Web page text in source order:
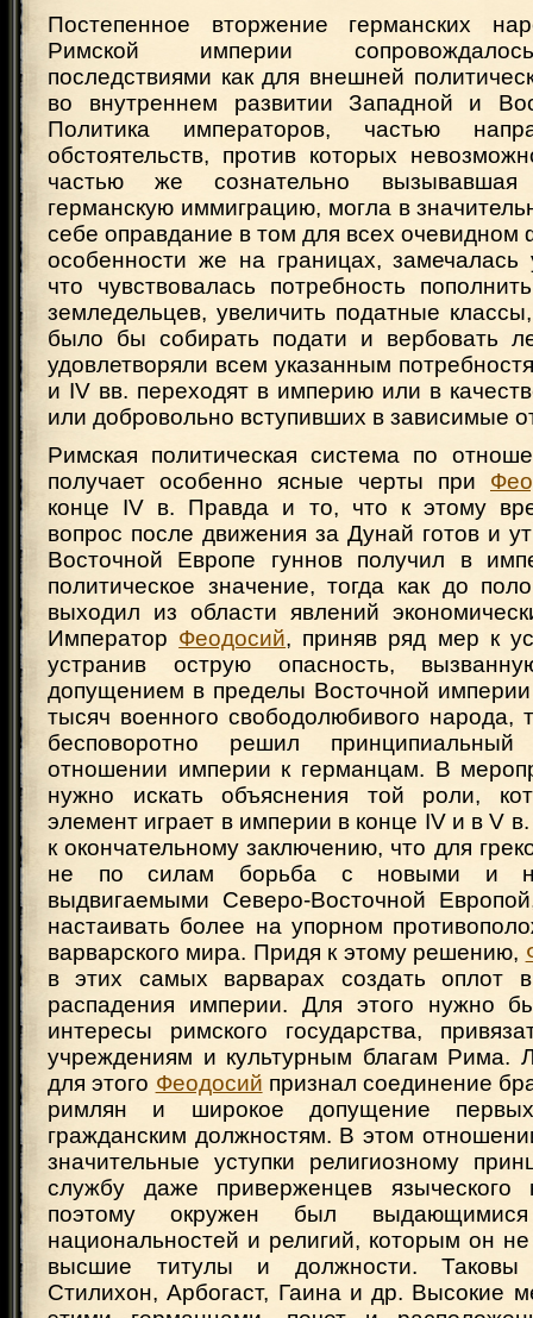
Постепенное вторжение германских
Римской империи
последствиями как для внешней
во внутреннем развитии Западной и
Политика императоров, частью
обстоятельств, против которых
частью же сознательно
германскую иммиграцию, могла в
себе оправдание в том для всех очевидном
особенности же на границах, замечалась
что чувствовалась потребность
земледельцев, увеличить податные
было бы собирать подати и вербовать
удовлетворяли всем указанным
и IV вв. переходят в империю или в
или добровольно вступивших в зависимые
Римская политическая система по
получает особенно ясные черты при
конце IV в. Правда и то, что к этому
вопрос после движения за Дунай готов и
Восточной Европе гуннов получил в
политическое значение, тогда как до
выходил из области явлений
Император Феодосий, приняв ряд мер к
устранив острую опасность,
допущением в пределы Восточной империи
тысяч военного свободолюбивого народа,
бесповоротно решил
отношении империи к германцам. В
нужно искать объяснения той роли,
элемент играет в империи в конце IV и в V
к окончательному заключению, что для
не по силам борьба с новыми и
выдвигаемыми Северо-Восточной
настаивать более на упорном
варварского мира. Придя к этому решению,
в этих самых варварах создать оплот
распадения империи. Для этого нужно
интересы римского государства,
учреждениям и культурным благам Рима.
для этого Феодосий признал соединение
римлян и широкое допущение
гражданским должностям. В этом
значительные уступки религиозному
службу даже приверженцев языческого
поэтому окружен был
национальностей и религий, которым он не
высшие титулы и должности.
Стилихон, Арбогаст, Гаина и др. Высокие